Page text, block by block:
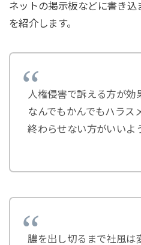
ネットの掲示板などに書き
を紹介します。
人権侵害で訴える方が効
なんでもかんでもハラス
終わらせない方がいいよ
膿を出し切るまで社風は